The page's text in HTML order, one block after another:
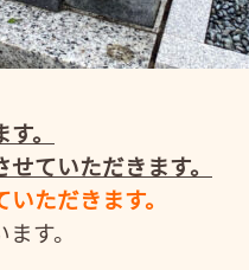
。
ていただきます。
ただきます。
す。